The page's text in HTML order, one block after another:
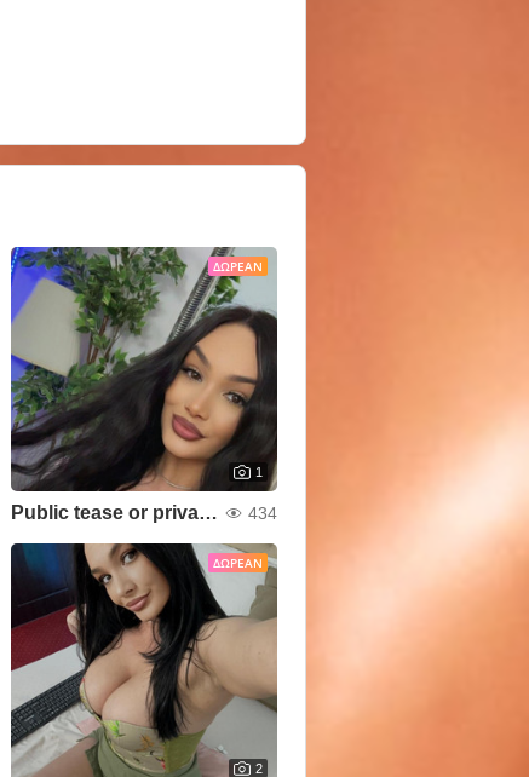
ΔΩΡΕΆΝ
1
Public tease or private wreck ? 🩰🥵 434
ΔΩΡΕΆΝ
2